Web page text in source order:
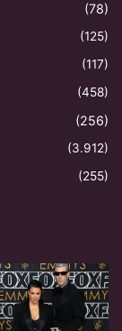
(78)
(125)
(117)
(458)
(256)
(3.912)
(255)